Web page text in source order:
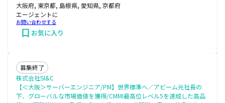
大阪府, 東京都, 島根県, 愛知県, 京都府
エージェントに
お問い合わせする
お気に入り
募集終了
株式会社SI&C
【＜大阪＞サーバーエンジニア/PM】世界標準へ／アビーム元社長の
下、グローバルな市場価値を獲得/CMMI最高位レベル5を達成した高品